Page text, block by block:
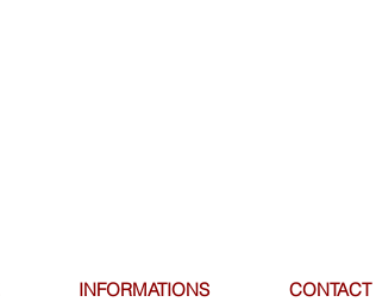
INFORMATIONS CONTACT